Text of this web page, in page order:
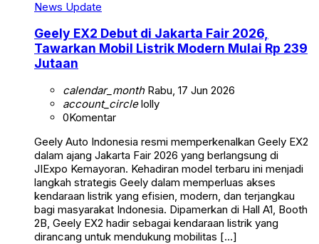
News Update
Geely EX2 Debut di Jakarta Fair 2026,
Tawarkan Mobil Listrik Modern Mulai Rp 239
Jutaan
calendar_monthRabu, 17 Jun 2026
account_circlelolly
0Komentar
Geely Auto Indonesia resmi memperkenalkan Geely EX2
dalam ajang Jakarta Fair 2026 yang berlangsung di
JIExpo Kemayoran. Kehadiran model terbaru ini menjadi
langkah strategis Geely dalam memperluas akses
kendaraan listrik yang efisien, modern, dan terjangkau
bagi masyarakat Indonesia. Dipamerkan di Hall A1, Booth
2B, Geely EX2 hadir sebagai kendaraan listrik yang
dirancang untuk mendukung mobilitas […]